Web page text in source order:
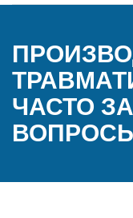
ЧАСТО